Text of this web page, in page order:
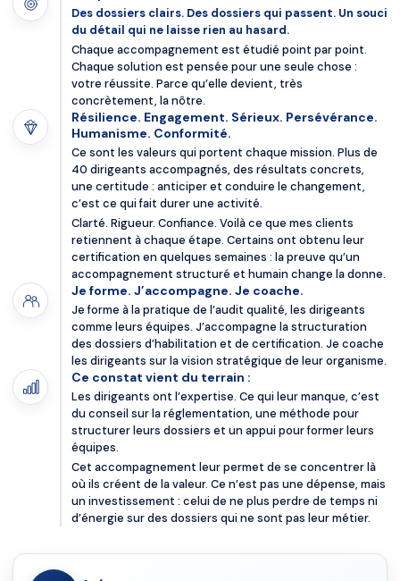
Des dossiers clairs. Des dossiers qui passent. Un souci
du détail qui ne laisse rien au hasard.
Chaque accompagnement est étudié point par point.
Chaque solution est pensée pour une seule chose :
votre réussite. Parce qu’elle devient, très
concrètement, la nôtre.
Résilience. Engagement. Sérieux. Persévérance.
Humanisme. Conformité.
Ce sont les valeurs qui portent chaque mission. Plus de
40 dirigeants accompagnés, des résultats concrets,
une certitude : anticiper et conduire le changement,
c’est ce qui fait durer une activité.
Clarté. Rigueur. Confiance. Voilà ce que mes clients
retiennent à chaque étape. Certains ont obtenu leur
certification en quelques semaines : la preuve qu’un
accompagnement structuré et humain change la donne.
Je forme. J’accompagne. Je coache.
Je forme à la pratique de l’audit qualité, les dirigeants
comme leurs équipes. J’accompagne la structuration
des dossiers d’habilitation et de certification. Je coache
les dirigeants sur la vision stratégique de leur organisme.
Ce constat vient du terrain :
Les dirigeants ont l’expertise. Ce qui leur manque, c’est
du conseil sur la réglementation, une méthode pour
structurer leurs dossiers et un appui pour former leurs
équipes.
Cet accompagnement leur permet de se concentrer là
où ils créent de la valeur. Ce n’est pas une dépense, mais
un investissement : celui de ne plus perdre de temps ni
d’énergie sur des dossiers qui ne sont pas leur métier.